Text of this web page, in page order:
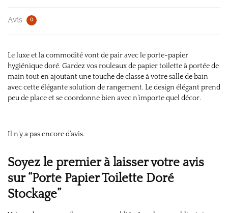
Avis 0
Le luxe et la commodité vont de pair avec le porte-papier
hygiénique doré. Gardez vos rouleaux de papier toilette à portée de
main tout en ajoutant une touche de classe à votre salle de bain
avec cette élégante solution de rangement. Le design élégant prend
peu de place et se coordonne bien avec n’importe quel décor.
Il n’y a pas encore d’avis.
Soyez le premier à laisser votre avis
sur “Porte Papier Toilette Doré
Stockage”